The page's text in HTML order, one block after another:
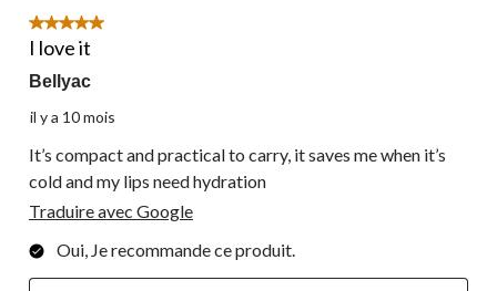
5 étoile(s) sur 5.
I love it
Bellyac
il y a 10 mois
It’s compact and practical to carry, it saves me when it’s
cold and my lips need hydration
Traduire avec Google
Oui, Je recommande ce produit.